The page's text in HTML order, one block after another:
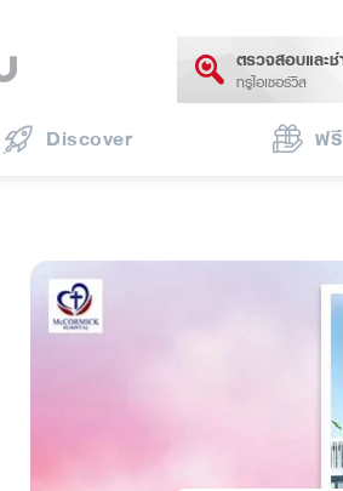
ตรวจสอบและช
ทรูไอเซอร์วิส
Discover ฟรี